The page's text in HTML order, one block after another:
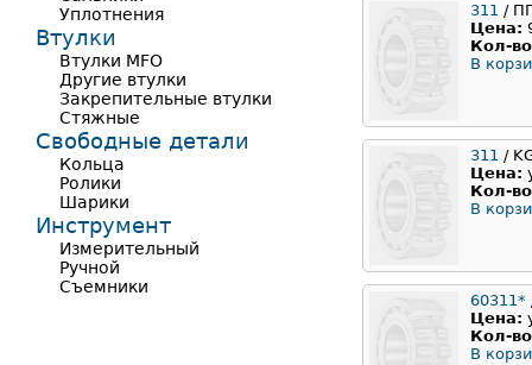
311 /
Цена:
Кол-
В
311 /
Цена:
Кол-
В
60311*
Цена:
Кол-
В
Уплотнения
Втулки
Втулки MFO
Другие втулки
Закрепительные втулки
Стяжные
Свободные детали
Кольца
Ролики
Шарики
Инструмент
Измерительный
Ручной
Съемники